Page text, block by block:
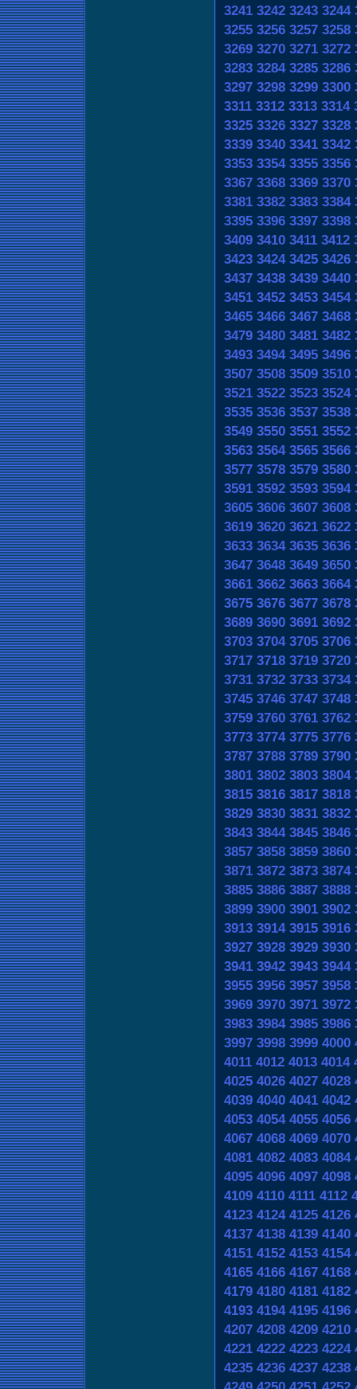
3241 3242 3243 3244
3255 3256 3257 3258
3269 3270 3271 3272
3283 3284 3285 3286
3297 3298 3299 3300
3311 3312 3313 3314
3325 3326 3327 3328
3339 3340 3341 3342
3353 3354 3355 3356
3367 3368 3369 3370
3381 3382 3383 3384
3395 3396 3397 3398
3409 3410 3411 3412
3423 3424 3425 3426
3437 3438 3439 3440
3451 3452 3453 3454
3465 3466 3467 3468
3479 3480 3481 3482
3493 3494 3495 3496
3507 3508 3509 3510
3521 3522 3523 3524
3535 3536 3537 3538
3549 3550 3551 3552
3563 3564 3565 3566
3577 3578 3579 3580
3591 3592 3593 3594
3605 3606 3607 3608
3619 3620 3621 3622
3633 3634 3635 3636
3647 3648 3649 3650
3661 3662 3663 3664
3675 3676 3677 3678
3689 3690 3691 3692
3703 3704 3705 3706
3717 3718 3719 3720
3731 3732 3733 3734
3745 3746 3747 3748
3759 3760 3761 3762
3773 3774 3775 3776
3787 3788 3789 3790
3801 3802 3803 3804
3815 3816 3817 3818
3829 3830 3831 3832
3843 3844 3845 3846
3857 3858 3859 3860
3871 3872 3873 3874
3885 3886 3887 3888
3899 3900 3901 3902
3913 3914 3915 3916
3927 3928 3929 3930
3941 3942 3943 3944
3955 3956 3957 3958
3969 3970 3971 3972
3983 3984 3985 3986
3997 3998 3999 4000
4011 4012 4013 4014
4025 4026 4027 4028
4039 4040 4041 4042
4053 4054 4055 4056
4067 4068 4069 4070
4081 4082 4083 4084
4095 4096 4097 4098
4109 4110 4111 4112
4123 4124 4125 4126
4137 4138 4139 4140
4151 4152 4153 4154
4165 4166 4167 4168
4179 4180 4181 4182
4193 4194 4195 4196
4207 4208 4209 4210
4221 4222 4223 4224
4235 4236 4237 4238